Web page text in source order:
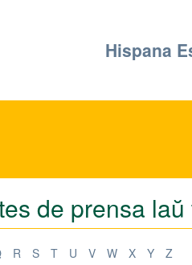
Hispana
de prensa laŭ
R S T U V W X Y
Z